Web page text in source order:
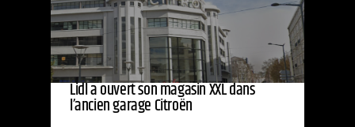
Lidl a ouvert son magasin XXL dans
l’ancien garage Citroën